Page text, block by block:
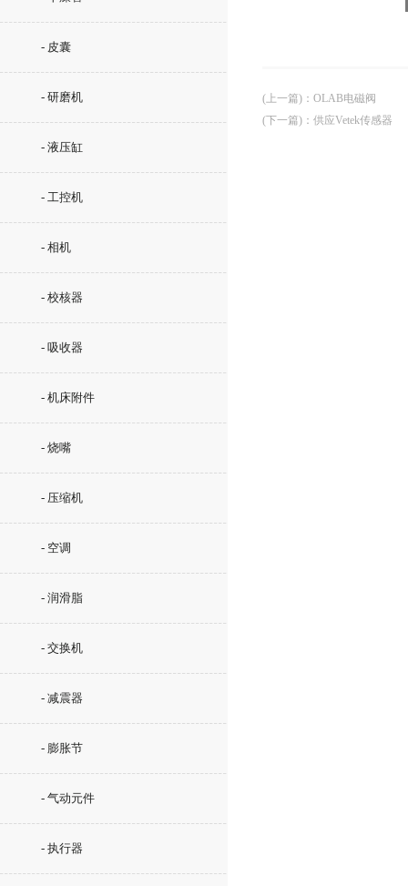
- 皮囊
- 研磨机
- 液压缸
- 工控机
- 相机
- 校核器
- 吸收器
- 机床附件
- 烧嘴
- 压缩机
- 空调
- 润滑脂
- 交换机
- 减震器
- 膨胀节
- 气动元件
- 执行器
(上一篇) ： OLAB电磁阀
(下一篇) ： 供应Vetek传感器